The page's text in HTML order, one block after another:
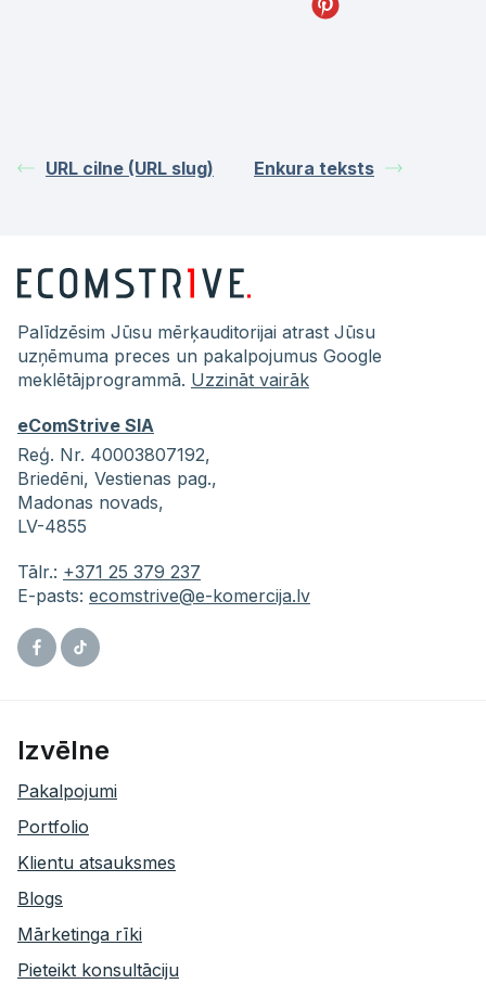
URL cilne (URL slug) Enkura teksts
Palīdzēsim Jūsu mērķauditorijai atrast Jūsu
uzņēmuma preces un pakalpojumus Google
meklētājprogrammā. Uzzināt vairāk
eComStrive SIA
Reģ. Nr. 40003807192,
Briedēni, Vestienas pag.,
Madonas novads,
LV-4855
Tālr.: +371 25 379 237
E-pasts: ecomstrive@e-komercija.lv
Facebook
Tiktok
Izvēlne
Pakalpojumi
Portfolio
Klientu atsauksmes
Blogs
Mārketinga rīki
Pieteikt konsultāciju